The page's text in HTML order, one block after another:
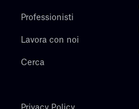
Professionisti
Lavora con noi
Cerca